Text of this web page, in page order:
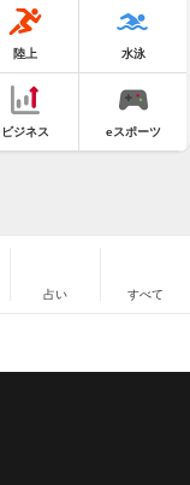
陸上 水泳
ビジネス eスポーツ
占い すべて